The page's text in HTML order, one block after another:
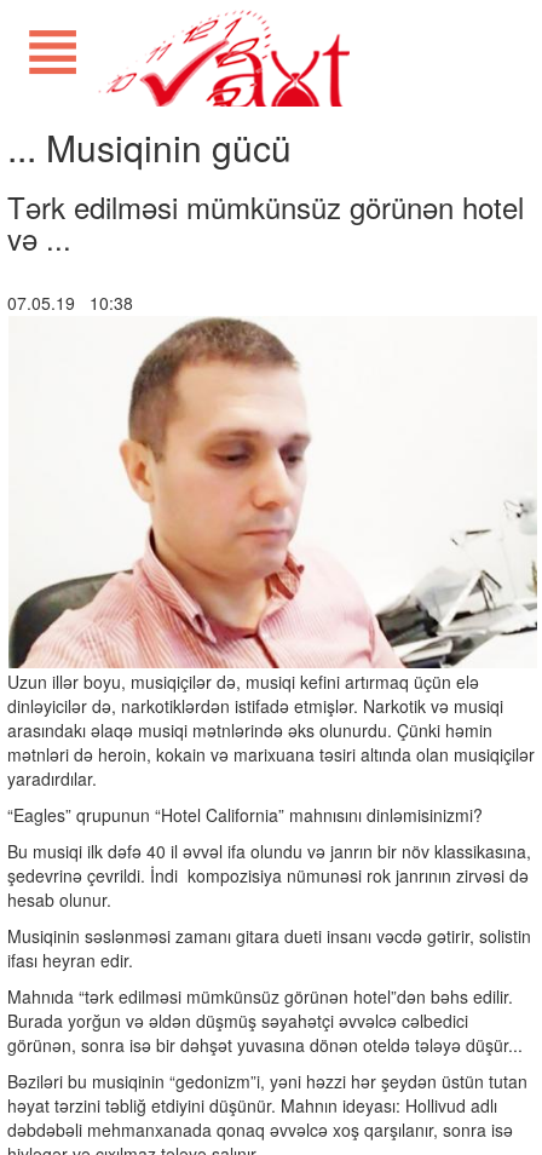
... Musiqinin gücü
Tərk edilməsi mümkünsüz görünən hotel
və ...
07.05.19 10:38
Uzun illər boyu, musiqiçilər də, musiqi kefini artırmaq üçün elə
dinləyicilər də, narkotiklərdən istifadə etmişlər. Narkotik və musiqi
arasındakı əlaqə musiqi mətnlərində əks olunurdu. Çünki həmin
mətnləri də heroin, kokain və marixuana təsiri altında olan musiqiçilər
yaradırdılar.
“Eagles” qrupunun “Hotel California” mahnısını dinləmisinizmi?
Bu musiqi ilk dəfə 40 il əvvəl ifa olundu və janrın bir növ klassikasına,
şedevrinə çevrildi. İndi kompozisiya nümunəsi rok janrının zirvəsi də
hesab olunur.
Musiqinin səslənməsi zamanı gitara dueti insanı vəcdə gətirir, solistin
ifası heyran edir.
Mahnıda “tərk edilməsi mümkünsüz görünən hotel”dən bəhs edilir.
Burada yorğun və əldən düşmüş səyahətçi əvvəlcə cəlbedici
görünən, sonra isə bir dəhşət yuvasına dönən oteldə tələyə düşür...
Bəziləri bu musiqinin “gedonizm”i, yəni həzzi hər şeydən üstün tutan
həyat tərzini təbliğ etdiyini düşünür. Mahnın ideyası: Hollivud adlı
dəbdəbəli mehmanxanada qonaq əvvəlcə xoş qarşılanır, sonra isə